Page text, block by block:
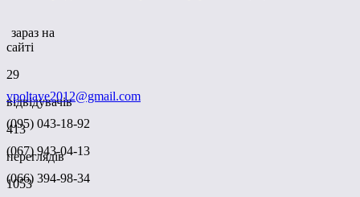
зараз на
сайті
29
відвідувачів
413
переглядів
1053
vpoltave2012@gmail.com
(095) 043-18-92
(067) 943-04-13
(066) 394-98-34